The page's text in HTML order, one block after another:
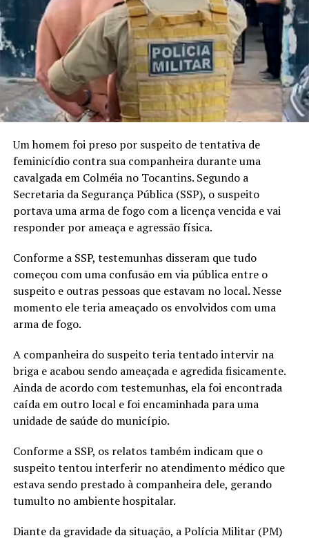
Um homem foi preso por suspeito de tentativa de
feminicídio contra sua companheira durante uma
cavalgada em Colméia no Tocantins. Segundo a
Secretaria da Segurança Pública (SSP), o suspeito
portava uma arma de fogo com a licença vencida e vai
responder por ameaça e agressão física.
Conforme a SSP, testemunhas disseram que tudo
começou com uma confusão em via pública entre o
suspeito e outras pessoas que estavam no local. Nesse
momento ele teria ameaçado os envolvidos com uma
arma de fogo.
A companheira do suspeito teria tentado intervir na
briga e acabou sendo ameaçada e agredida fisicamente.
Ainda de acordo com testemunhas, ela foi encontrada
caída em outro local e foi encaminhada para uma
unidade de saúde do município.
Conforme a SSP, os relatos também indicam que o
suspeito tentou interferir no atendimento médico que
estava sendo prestado à companheira dele, gerando
tumulto no ambiente hospitalar.
Diante da gravidade da situação, a Polícia Militar (PM)